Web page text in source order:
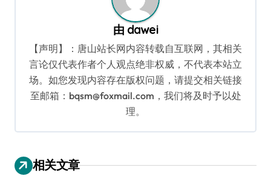
由 dawei
【声明】：唐山站长网内容转载自互联网，其相关
言论仅代表作者个人观点绝非权威，不代表本站立
场。如您发现内容存在版权问题，请提交相关链接
至邮箱：bqsm@foxmail.com，我们将及时予以处
理。
相关文章